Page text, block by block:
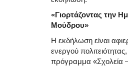
«Γιορτάζοντας την
Μούδρου»
Η εκδήλωση είναι
ενεργού
πρόγραμμα «Σχολεία